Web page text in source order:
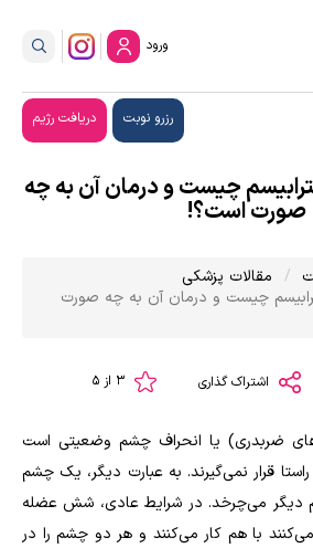
ورود
رزرو نوبت دریافت رژیم
چیست و درمان آن به چه
صورت است؟!
مقالات پزشکی
چیست و درمان آن به چه صورت
اشتراک گذاری
ضربدری) یا انحراف چشم وضعیتی است
قرار نمی‌گیرند. به عبارت دیگر، یک چشم
دیگر می‌چرخد. در شرایط عادی، شش عضله
با هم کار می‌کنند و هر دو چشم را در